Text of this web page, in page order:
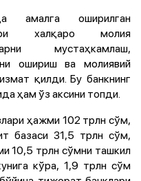
амалга оширилган
халқаро молия
мустаҳкамлаш,
ошириш ва молиявий
қилди. Бу банкнинг
ҳам ўз аксини топди.
ҳажми 102 трлн сўм,
базаси 31,5 трлн сўм,
10,5 трлн сўмни ташкил
кўра, 1,9 трлн сўм